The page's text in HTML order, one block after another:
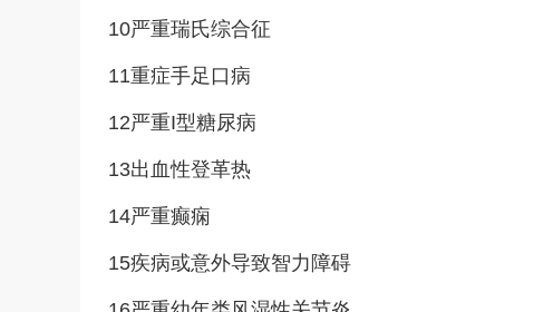
10严重瑞氏综合征
11重症手足口病
12严重I型糖尿病
13出血性登革热
14严重癫痫
15疾病或意外导致智力障碍